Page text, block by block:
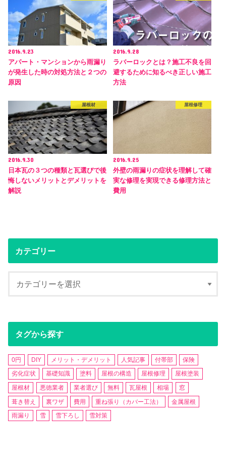
2016.9.23
アパート・マンションから雨漏り
が発生した時の対処方法と２つの
原因
2016.9.28
ラバーロックとは？施工不良を回
避するために知るべき正しい施工
方法
屋根材
2016.9.30
日本瓦の３つの種類と瓦選びで後
悔しないメリットとデメリットを
解説
屋根修理
2016.9.25
外壁の雨漏りの症状を理解して確
実な修理を実現できる修理方法と
費用
カテゴリー
タグから探す
0円 DIY メリット・デメリット 人気記事 付帯部
保険
劣化症状
基礎知識 塗料 屋根の構造 屋根修理
屋根塗装
屋根材
悪徳業者 業者選び 無料 瓦屋根 相場
窓
葺き替え
裏ワザ 費用 重ね張り（カバー工法）
金属屋根
雨漏り
雪 雪下ろし 雪対策